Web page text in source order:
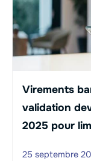
Virements
validation
2025 pour
25 septembre